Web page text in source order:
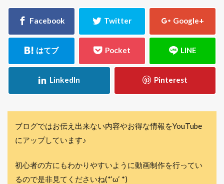
ブログではお伝え出来ない内容やお得な情報をYouTube
にアップしています♪
初心者の方にもわかりやすいように動画制作を行ってい
るので是非見てくださいね(*‘ω‘ *)